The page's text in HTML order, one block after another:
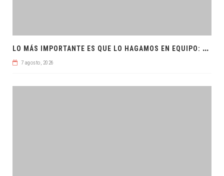
L
O MÁS IMPORTANTE ES QUE LO HAGAMOS EN EQUIPO: CPL
7 agosto, 2026